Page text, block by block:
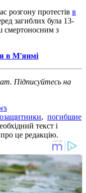
розгону протестів в
загиблих була 13-
смертоносним з
в М'янмі
Підписуйтесь на
, погибшие
текст і
це редакцію.